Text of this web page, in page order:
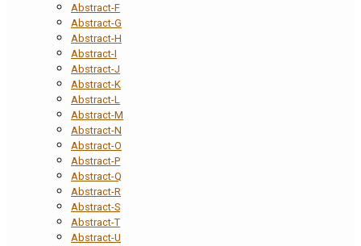
Abstract-F
Abstract-G
Abstract-H
Abstract-I
Abstract-J
Abstract-K
Abstract-L
Abstract-M
Abstract-N
Abstract-O
Abstract-P
Abstract-Q
Abstract-R
Abstract-S
Abstract-T
Abstract-U